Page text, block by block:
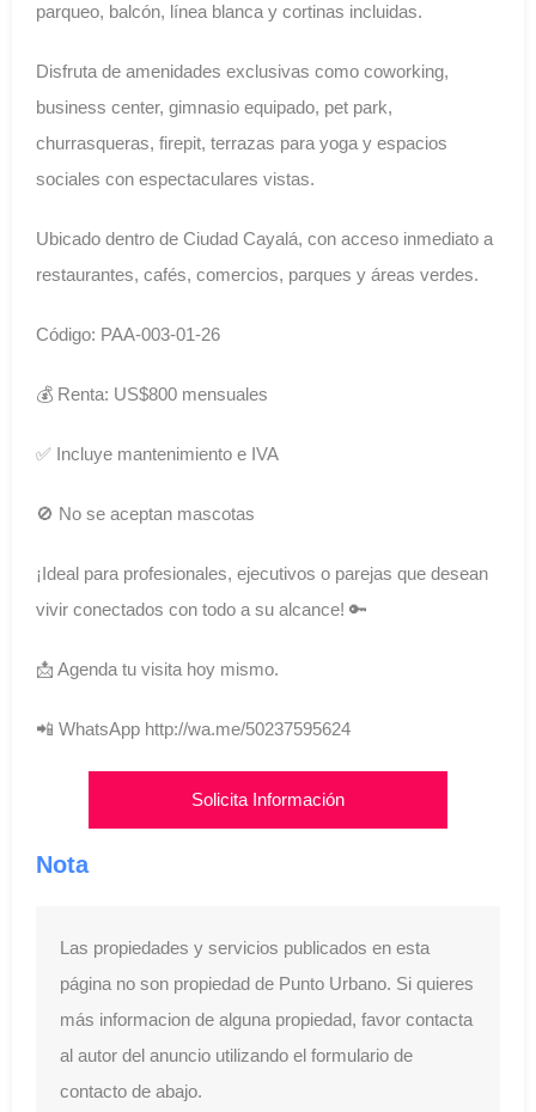
parqueo, balcón, línea blanca y cortinas incluidas.
Disfruta de amenidades exclusivas como coworking,
business center, gimnasio equipado, pet park,
churrasqueras, firepit, terrazas para yoga y espacios
sociales con espectaculares vistas.
Ubicado dentro de Ciudad Cayalá, con acceso inmediato a
restaurantes, cafés, comercios, parques y áreas verdes.
Código: PAA-003-01-26
💰 Renta: US$800 mensuales
✅ Incluye mantenimiento e IVA
🚫 No se aceptan mascotas
¡Ideal para profesionales, ejecutivos o parejas que desean
vivir conectados con todo a su alcance! 🔑
📩 Agenda tu visita hoy mismo.
📲 WhatsApp http://wa.me/50237595624
Solicita Información
Nota
Las propiedades y servicios publicados en esta
página no son propiedad de Punto Urbano. Si quieres
más informacion de alguna propiedad, favor contacta
al autor del anuncio utilizando el formulario de
contacto de abajo.